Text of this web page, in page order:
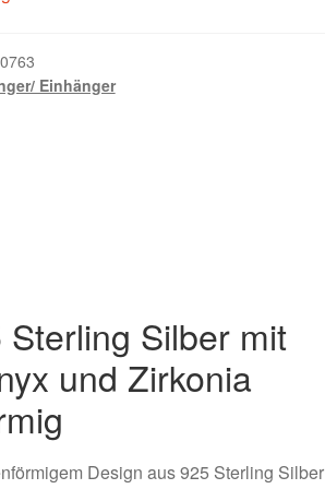
Einhänger
Silber mit
und Zirkonia
Design aus 925 Sterling Silber